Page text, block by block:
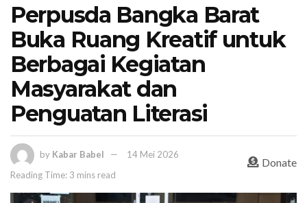
Perpusda Bangka Barat
Buka Ruang Kreatif untuk
Berbagai Kegiatan
Masyarakat dan
Penguatan Literasi
by Kabar Babel
14 Mei 2026
Reading Time: 3 mins read
Donate